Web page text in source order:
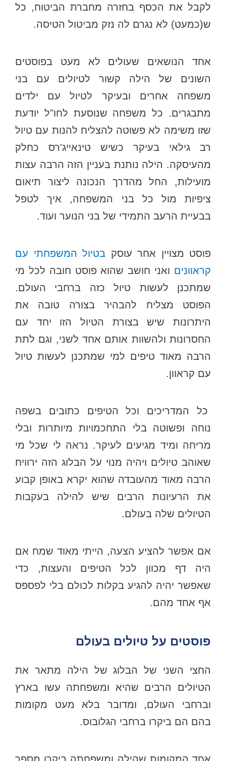
לקבל את הכסף בחזרה מחברת הביטוח, כל
ש(כמעט) לא נגרם לה נזק מביטול הטיסה.
אחד הנושאים שעולים לא מעט בפוסטים
השונים של הילה קשור לטיולים עם בני
משפחה אחרים ובעיקר לטיול עם ילדים
מתבגרים. כל משפחה שנוסעת לחו"ל יודעת
שזו משימה לא פשוטה להצליח להנות עם טיול
רב גילאי בעיקר כשיש טינאייג'רס כחלק
מהעיסקה. הילה נותנת בעניין הזה הרבה עצות
מועילות, החל מהדרך הנכונה ליצור תיאום
ציפיות מול כל בני המשפחה, איך לטפל
בבעיית הרעב התמידי של בני הנוער ועוד.
פוסט מצויין אחר עוסק בטיול המשפחתי עם
קראוונים ואני חושב שהוא פוסט חובה לכל מי
שמתכנן לעשות טיול כזה ברחבי העולם.
הפוסט מצליח להבהיר בצורה טובה את
היתרונות שיש בצורת הטיול הזו יחד עם
החסרונות ולהשוות אותם אחד לשני, וגם לתת
הרבה מאוד טיפים למי שמתכנן לעשות טיול
עם קראוון.
כל המדריכים וכל הטיפים כתובים בשפה
נוחה ופשוטה בלי התחכמויות מיותרות ובלי
מריחה ומיד מגיעים לעיקר. נראה לי שכל מי
שאוהב טיולים ויהיה מנוי על הבלוג הזה ירוויח
הרבה מאוד מהעובדה שהוא יקרא באופן קבוע
את הרעיונות הרבים שיש להילה בעקבות
הטיולים שלה בעולם.
אם אפשר להציע הצעה, הייתי מאוד שמח אם
היה דף מכוון לכל הטיפים והעצות, כדי
שאפשר יהיה להגיע בקלות לכולם בלי לפספס
אף אחד מהם.
פוסטים על טיולים בעולם
החצי השני של הבלוג של הילה מתאר את
הטיולים הרבים שהיא ומשפחתה עשו בארץ
וברחבי העולם, ומדובר בלא מעט מקומות
בהם הם ביקרו ברחבי הגלובוס.